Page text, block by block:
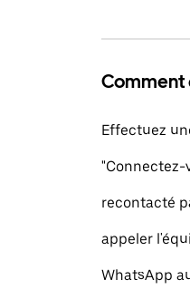
Comment
Effectuez
"Connectez-
recontacté
appeler
WhatsApp